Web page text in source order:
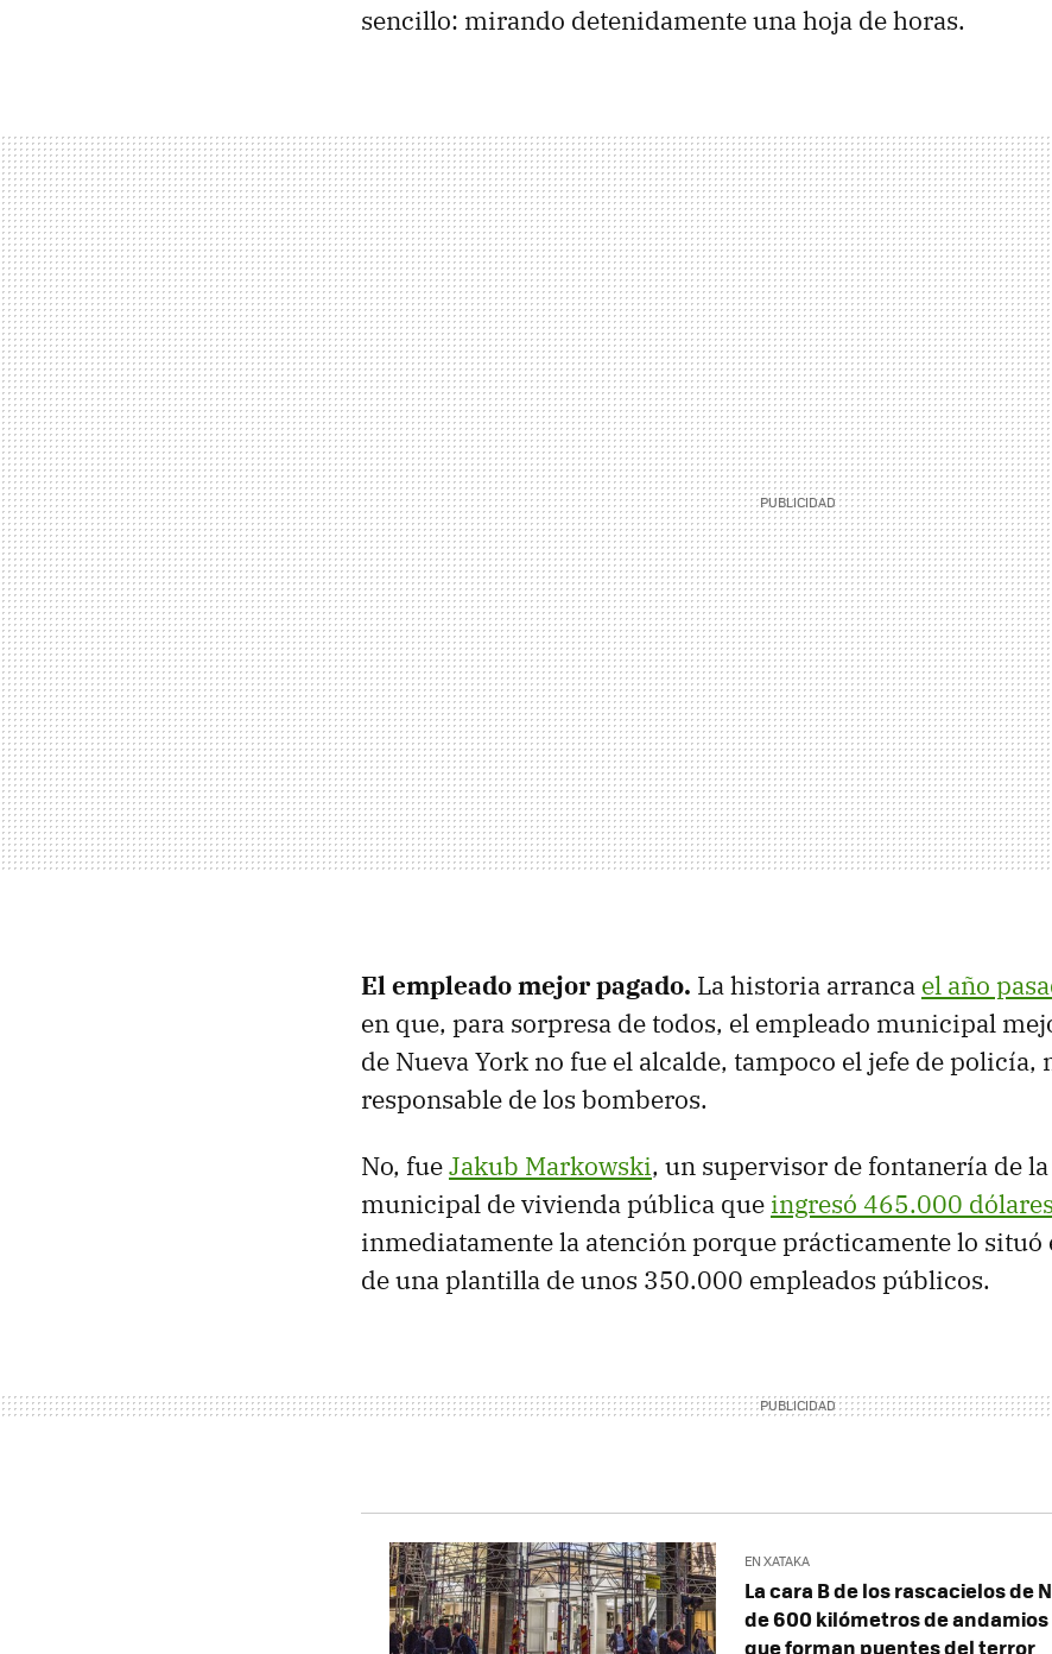
sencillo: mirando detenidamente una hoja de horas.
El empleado mejor pagado. La historia arranca el año
en que, para sorpresa de todos, el empleado municipal
de Nueva York no fue el alcalde, tampoco el jefe de policía,
responsable de los bomberos.
No, fueJakub Markowski, un supervisor de fontanería de
municipal de vivienda pública que ingresó 465.000 dólares
inmediatamente la atención porque prácticamente lo situó
de una plantilla de unos 350.000 empleados públicos.
EN XATAKA
La cara B de los rascacielos de
de 600 kilómetros de
que forman puentes del terror